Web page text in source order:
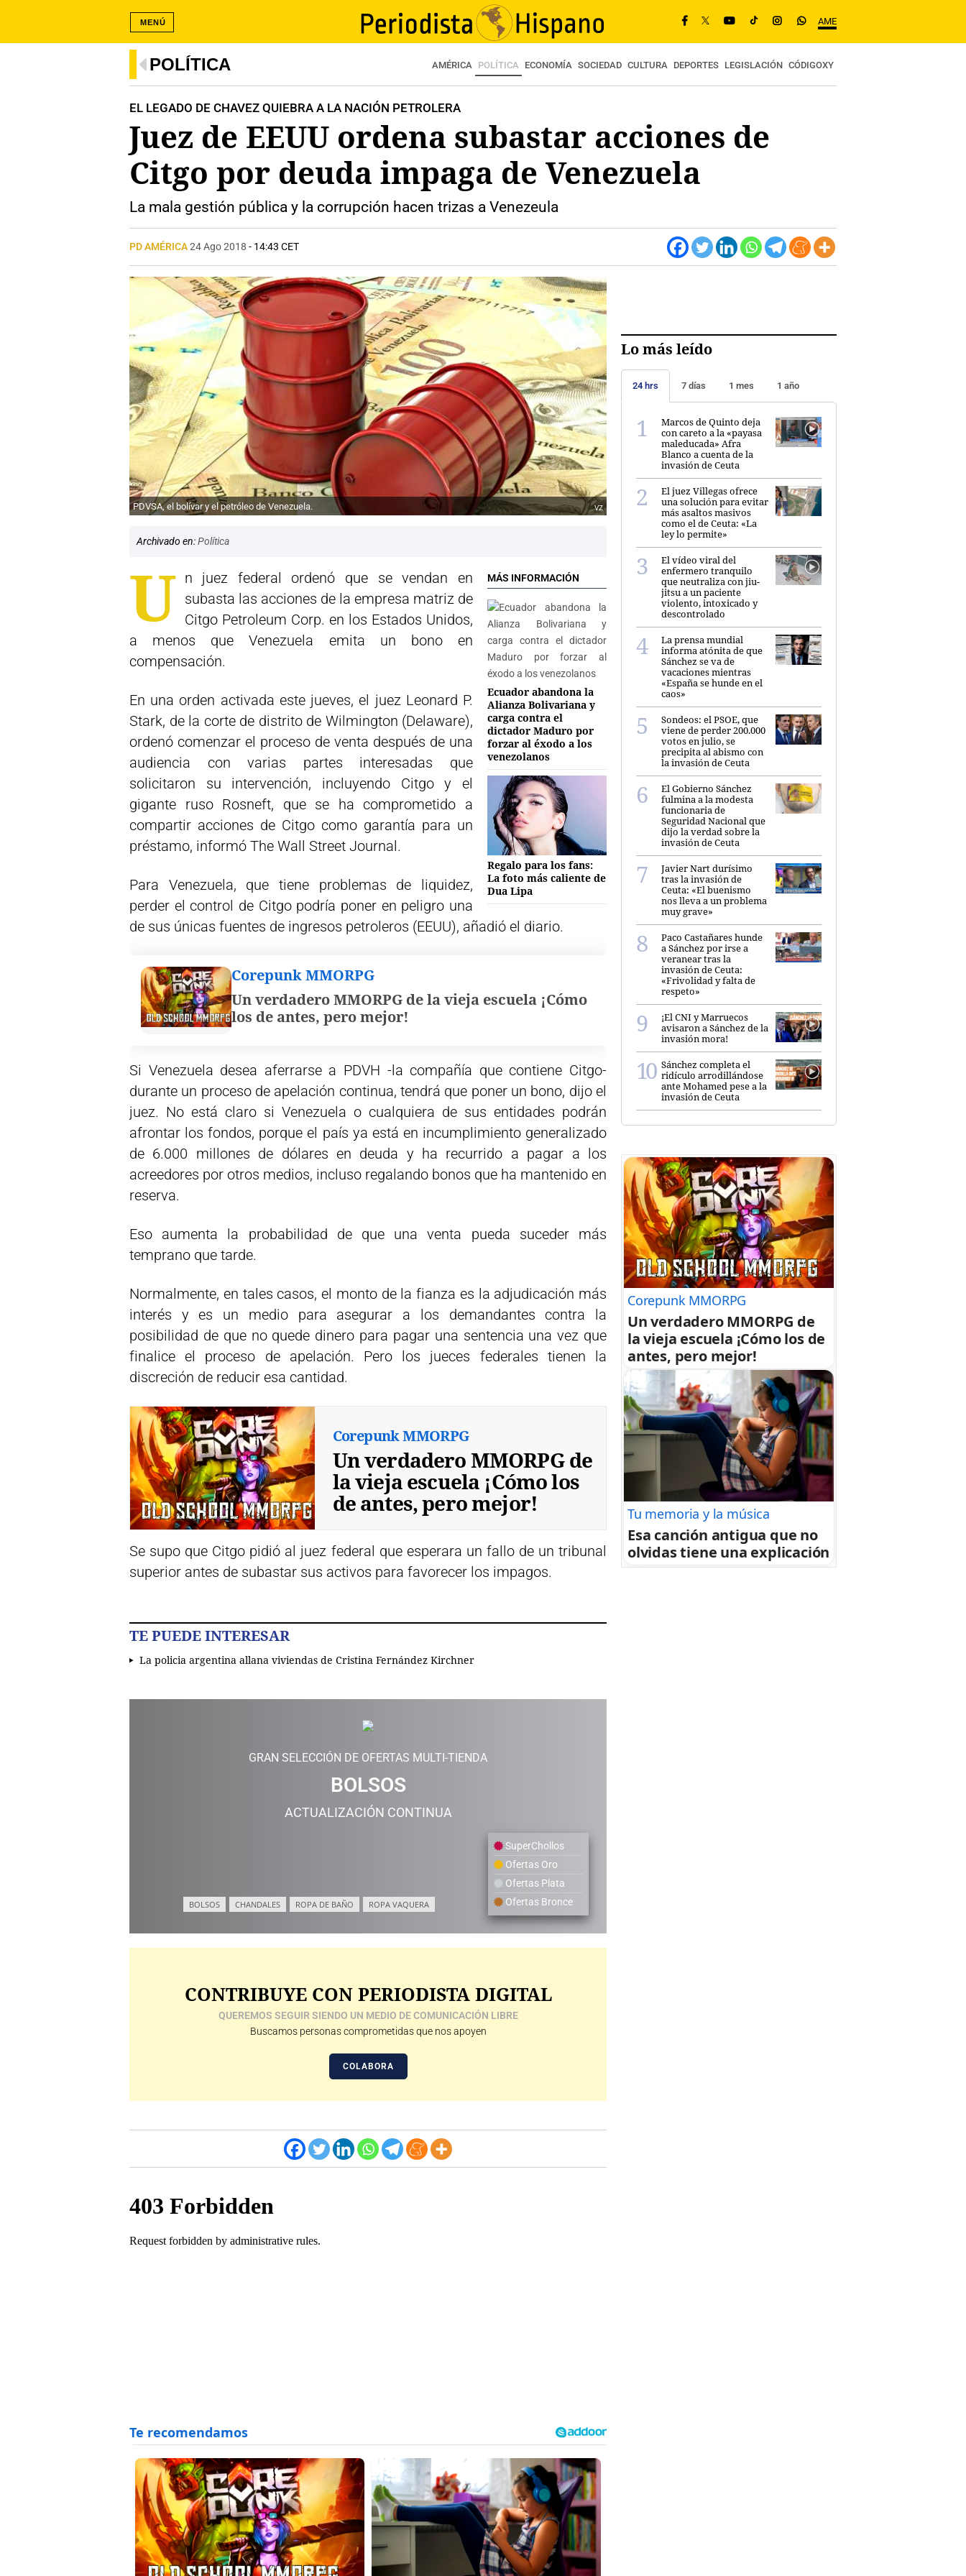
AME
MENÚ
POLÍTICA AMÉRICA POLÍTICA ECONOMÍA SOCIEDAD CULTURA DEPORTES LEGISLACIÓN CÓDIGOXY
EL LEGADO DE CHAVEZ QUIEBRA A LA NACIÓN PETROLERA
Juez de EEUU ordena subastar acciones de
Citgo por deuda impaga de Venezuela
La mala gestión pública y la corrupción hacen trizas a Venezeula
PD AMÉRICA24 Ago 2018 - 14:43 CET
PDVSA, el bolívar y el petróleo de Venezuela. VZ
Archivado en:Política
MÁS INFORMACIÓN
Ecuador abandona la
Alianza Bolivariana y
carga contra el
dictador Maduro por
forzar al éxodo a los
venezolanos
Regalo para los fans:
La foto más caliente de
Dua Lipa
U n juez federal ordenó que se vendan en
subasta las acciones de la empresa matriz de
Citgo Petroleum Corp. en los Estados Unidos,
a menos que Venezuela emita un bono en
compensación.
En una orden activada este jueves, el juez Leonard P.
Stark, de la corte de distrito de Wilmington (Delaware),
ordenó comenzar el proceso de venta después de una
audiencia con varias partes interesadas que
solicitaron su intervención, incluyendo Citgo y el
gigante ruso Rosneft, que se ha comprometido a
compartir acciones de Citgo como garantía para un
préstamo, informó The Wall Street Journal.
Para Venezuela, que tiene problemas de liquidez,
perder el control de Citgo podría poner en peligro una
de sus únicas fuentes de ingresos petroleros (EEUU), añadió el diario.
Corepunk MMORPG
Un verdadero MMORPG de la vieja escuela ¡Cómo
los de antes, pero mejor!
Si Venezuela desea aferrarse a PDVH -la compañía que contiene Citgo-
durante un proceso de apelación continua, tendrá que poner un bono, dijo el
juez. No está claro si Venezuela o cualquiera de sus entidades podrán
afrontar los fondos, porque el país ya está en incumplimiento generalizado
de 6.000 millones de dólares en deuda y ha recurrido a pagar a los
acreedores por otros medios, incluso regalando bonos que ha mantenido en
reserva.
Eso aumenta la probabilidad de que una venta pueda suceder más
temprano que tarde.
Normalmente, en tales casos, el monto de la fianza es la adjudicación más
interés y es un medio para asegurar a los demandantes contra la
posibilidad de que no quede dinero para pagar una sentencia una vez que
finalice el proceso de apelación. Pero los jueces federales tienen la
discreción de reducir esa cantidad.
Corepunk MMORPG
Un verdadero MMORPG de
la vieja escuela ¡Cómo los
de antes, pero mejor!
Se supo que Citgo pidió al juez federal que esperara un fallo de un tribunal
superior antes de subastar sus activos para favorecer los impagos.
TE PUEDE INTERESAR
La policia argentina allana viviendas de Cristina Fernández Kirchner
GRAN SELECCIÓN DE OFERTAS MULTI-TIENDA
BOLSOS
ACTUALIZACIÓN CONTINUA
BOLSOS CHANDALES ROPA DE BAÑO ROPA VAQUERA
SuperChollos
Ofertas Oro
Ofertas Plata
Ofertas Bronce
CONTRIBUYE CON PERIODISTA DIGITAL
QUEREMOS SEGUIR SIENDO UN MEDIO DE COMUNICACIÓN LIBRE
Buscamos personas comprometidas que nos apoyen
COLABORA
Lo más leído
24 hrs 7 días 1 mes 1 año
Marcos de Quinto deja
con careto a la «payasa
maleducada» Afra
Blanco a cuenta de la
invasión de Ceuta
El juez Villegas ofrece
una solución para evitar
más asaltos masivos
como el de Ceuta: «La
ley lo permite»
El vídeo viral del
enfermero tranquilo
que neutraliza con jiu-
jitsu a un paciente
violento, intoxicado y
descontrolado
La prensa mundial
informa atónita de que
Sánchez se va de
vacaciones mientras
«España se hunde en el
caos»
Sondeos: el PSOE, que
viene de perder 200.000
votos en julio, se
precipita al abismo con
la invasión de Ceuta
El Gobierno Sánchez
fulmina a la modesta
funcionaria de
Seguridad Nacional que
dijo la verdad sobre la
invasión de Ceuta
Javier Nart durísimo
tras la invasión de
Ceuta: «El buenismo
nos lleva a un problema
muy grave»
Paco Castañares hunde
a Sánchez por irse a
veranear tras la
invasión de Ceuta:
«Frivolidad y falta de
respeto»
¡El CNI y Marruecos
avisaron a Sánchez de la
invasión mora!
Sánchez completa el
ridículo arrodillándose
ante Mohamed pese a la
invasión de Ceuta
Corepunk MMORPG
Un verdadero MMORPG de
la vieja escuela ¡Cómo los de
antes, pero mejor!
Tu memoria y la música
Esa canción antigua que no
olvidas tiene una explicación